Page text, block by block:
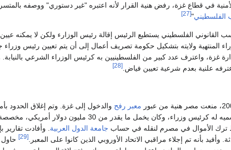
في قطاع غزة، رفض هنية القرار لأنه اعتبره "غير دستوري" ووصفه
الفلسطيني"
[27]
القانوني الفلسطيني يستطيع الرئيس إقالة رئيس الوزارء ولكن لا يمكنه
المنتهية ولايته بتشكيل حكومة تصريف أعمال إلى أن يتم تعيين رئيس
غزة، واعترف عدد كبير من الفلسطينيين به كرئيس الوزراء الشرعي
علنية بعدم شرعية تعيين فياض. [28]
معبر رفح والدخول إلى غزة. وتم إغلاق الحدود
. وكان هنية عائدًا من أول زيارة خارجية رسميه له كرئيس وزراء، وكان
ترك الأموال في مصرم لنقله في حساب جامعة الدول العربية. وأفادت تقارير
بأنه تم إجلاء مراقبي الاتحاد الأوروبي الذين كانوا على المعبر.[29]
حاول